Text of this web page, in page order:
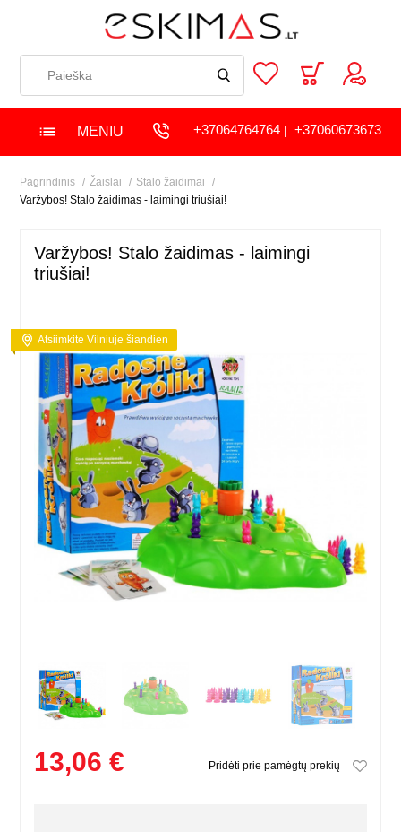
MENIU +37064764764| +37060673673
Pagrindinis Žaislai
Stalo žaidimai
Varžybos! Stalo žaidimas - laimingi triušiai!
Varžybos! Stalo žaidimas - laimingi
triušiai!
Atsiimkite Vilniuje šiandien
13,06 € Pridėti prie pamėgtų prekių